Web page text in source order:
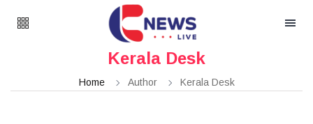
Kerala Desk
Home Author Kerala Desk